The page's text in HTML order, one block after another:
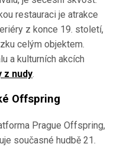
restauraci je atrakce
z konce 19. století,
celým objektem.
a kulturních akcích
z nudy.
Offspring
Prague Offspring,
současné hudbě 21.